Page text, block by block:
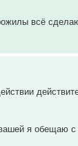
всё
я обещаю